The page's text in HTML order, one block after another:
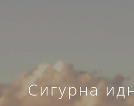
Сигурна